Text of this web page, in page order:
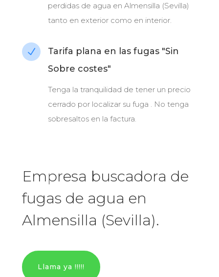
perdidas de agua en Almensilla (Sevilla)
tanto en exterior como en interior.
N
Tarifa plana en las fugas "Sin
Sobre costes"
Tenga la tranquilidad de tener un precio
cerrado por localizar su fuga . No tenga
sobresaltos en la factura.
Empresa buscadora de
fugas de agua en
Almensilla (Sevilla).
Llama ya !!!!!